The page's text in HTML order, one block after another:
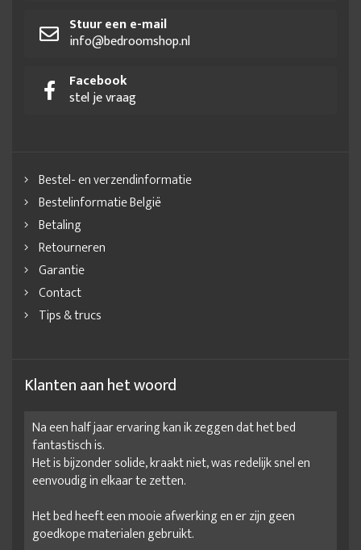
Stuur een e-mail
info@bedroomshop.nl
Facebook
stel je vraag
Bestel- en verzendinformatie
Bestelinformatie België
Betaling
Retourneren
Garantie
Contact
Tips & trucs
Klanten aan het woord
Na een half jaar ervaring kan ik zeggen dat het bed
fantastisch is.
Het is bijzonder solide, kraakt niet, was redelijk snel en
eenvoudig in elkaar te zetten.
Het bed heeft een mooie afwerking en er zijn geen
goedkope materialen gebruikt.